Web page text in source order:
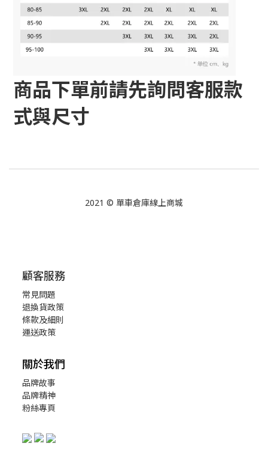
商品下單前請先詢問客服款
式與尺寸
2021 © 單車倉庫線上商城
顧客服務
常見問題
退換貨政策
條款及細則
運送政策
關於我們
品牌故事
品牌精神
粉絲專頁